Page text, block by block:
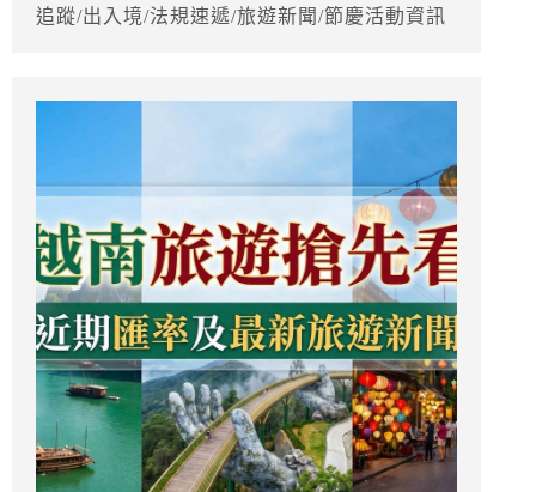
追蹤/出入境/法規速遞/旅遊新聞/節慶活動資訊